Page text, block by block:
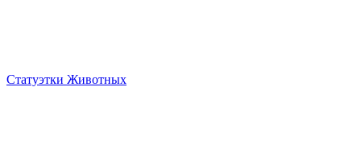
Статуэтки Животных